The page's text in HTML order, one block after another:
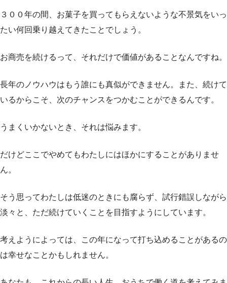
３００年の間、お菓子を買ってもらえないような不景気をいっ
たい何回乗り越えてきたことでしょう。
お商売を続けるって、それだけで価値があることなんですね。
長年のノウハウはもう誰にも真似ができません。また、続けて
いるからこそ、次のチャンスをつかむことができるんです。
うまくいかないとき、それは悩みます。
だけどここでやめてもわたしにはほかにすることがありませ
ん。
そう思ってわたしは低迷のときにも腐らず、試行錯誤しながら
淡々と、ただ続けていくことを目指すようにしています。
考えようによっては、この年になって打ち込めることがあるの
は幸せなことかもしれません。